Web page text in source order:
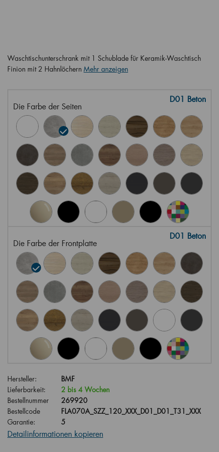
Waschtischunterschrank mit 1 Schublade für Keramik-Waschtisch
Finion mit 2 Hahnlöchern Mehr anzeigen
Die Farbe der Seiten
D01 Beton
Die Farbe der Frontplatte
D01 Beton
Hersteller:
BMF
Lieferbarkeit:
2 bis 4 Wochen
Bestellnummer
269920
Bestellcode
FLA070A_SZZ_120_XXX_D01_D01_T31_XXX
Garantie:
5
Detailinformationen kopieren